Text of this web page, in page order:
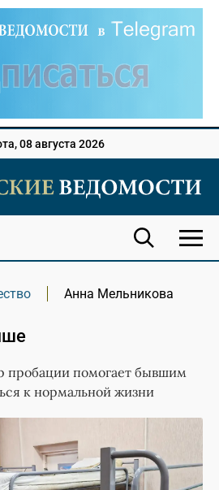
08 августа 2026
Анна Мельникова
пробации помогает бывшим
к нормальной жизни